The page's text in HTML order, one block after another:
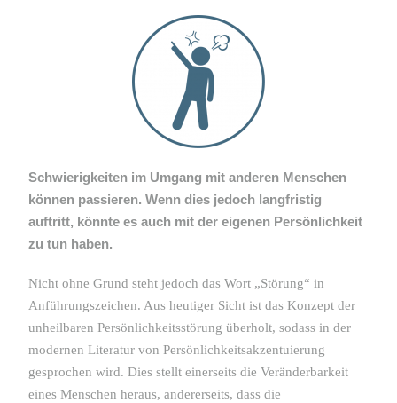
Schwierigkeiten im Umgang mit anderen Menschen
können passieren. Wenn dies jedoch langfristig
auftritt, könnte es auch mit der eigenen Persönlichkeit
zu tun haben.
Nicht ohne Grund steht jedoch das Wort „Störung“ in
Anführungszeichen. Aus heutiger Sicht ist das Konzept der
unheilbaren Persönlichkeitsstörung überholt, sodass in der
modernen Literatur von Persönlichkeitsakzentuierung
gesprochen wird. Dies stellt einerseits die Veränderbarkeit
eines Menschen heraus, andererseits, dass die